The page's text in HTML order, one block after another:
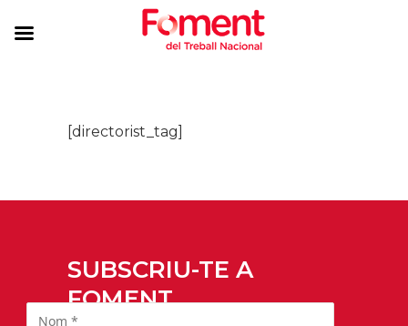
[directorist_tag]
SUBSCRIU-TE A
FOMENT